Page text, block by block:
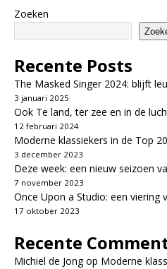
Zoeken
Recente Posts
The Masked Singer 2024: blijft
3 januari 2025
Ook Te land, ter zee en in de
12 februari 2024
Moderne klassiekers in de Top
3 december 2023
Deze week: een nieuw seizoen
7 november 2023
Once Upon a Studio: een viering
17 oktober 2023
Recente
Michiel de Jongop Moderne